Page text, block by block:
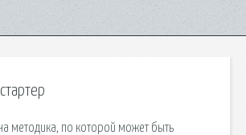
методика, по которой может быть